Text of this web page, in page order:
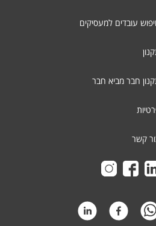
עובדים למעסיקים
חבר מביא חבר
קשר